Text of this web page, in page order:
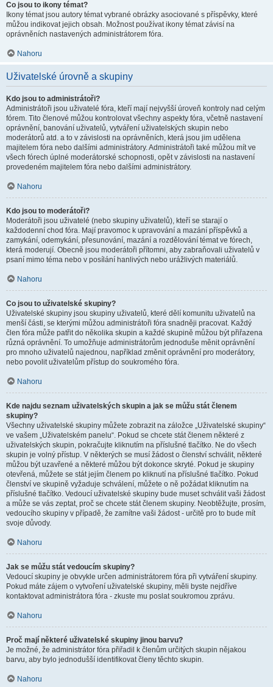
Co jsou to ikony témat?
Ikony témat jsou autory témat vybrané obrázky asociované s příspěvky, které
můžou indikovat jejich obsah. Možnost používat ikony témat závisí na
oprávněních nastavených administrátorem fóra.
Nahoru
Uživatelské úrovně a skupiny
Kdo jsou to administrátoři?
Administrátoři jsou uživatelé fóra, kteří mají nejvyšší úroveň kontroly nad celým
fórem. Tito členové můžou kontrolovat všechny aspekty fóra, včetně nastavení
oprávnění, banování uživatelů, vytváření uživatelských skupin nebo
moderátorů atd. a to v závislosti na oprávněních, která jsou jim udělena
majitelem fóra nebo dalšími administrátory. Administrátoři také můžou mít ve
všech fórech úplné moderátorské schopnosti, opět v závislosti na nastavení
provedeném majitelem fóra nebo dalšími administrátory.
Nahoru
Kdo jsou to moderátoři?
Moderátoři jsou uživatelé (nebo skupiny uživatelů), kteří se starají o
každodenní chod fóra. Mají pravomoc k upravování a mazání příspěvků a
zamykání, odemykání, přesunování, mazání a rozdělování témat ve fórech,
která moderují. Obecně jsou moderátoři přítomni, aby zabraňovali uživatelů v
psaní mimo téma nebo v posílání hanlivých nebo urážlivých materiálů.
Nahoru
Co jsou to uživatelské skupiny?
Uživatelské skupiny jsou skupiny uživatelů, které dělí komunitu uživatelů na
menší části, se kterými můžou administrátoři fóra snadněji pracovat. Každý
člen fóra může patřit do několika skupin a každé skupině můžou být přiřazena
různá oprávnění. To umožňuje administrátorům jednoduše měnit oprávnění
pro mnoho uživatelů najednou, například změnit oprávnění pro moderátory,
nebo povolit uživatelům přístup do soukromého fóra.
Nahoru
Kde najdu seznam uživatelských skupin a jak se můžu stát členem
skupiny?
Všechny uživatelské skupiny můžete zobrazit na záložce „Uživatelské skupiny“
ve vašem „Uživatelském panelu“. Pokud se chcete stát členem některé z
uživatelských skupin, pokračujte kliknutím na příslušné tlačítko. Ne do všech
skupin je volný přístup. V některých se musí žádost o členství schválit, některé
můžou být uzavřené a některé můžou být dokonce skryté. Pokud je skupiny
otevřená, můžete se stát jejím členem po kliknutí na příslušné tlačítko. Pokud
členství ve skupině vyžaduje schválení, můžete o ně požádat kliknutím na
příslušné tlačítko. Vedoucí uživatelské skupiny bude muset schválit vaši žádost
a může se vás zeptat, proč se chcete stát členem skupiny. Neobtěžujte, prosím,
vedoucího skupiny v případě, že zamítne vaši žádost - určitě pro to bude mít
svoje důvody.
Nahoru
Jak se můžu stát vedoucím skupiny?
Vedoucí skupiny je obvykle určen administrátorem fóra při vytváření skupiny.
Pokud máte zájem o vytvoření uživatelské skupiny, měli byste nejdříve
kontaktovat administrátora fóra - zkuste mu poslat soukromou zprávu.
Nahoru
Proč mají některé uživatelské skupiny jinou barvu?
Je možné, že administrátor fóra přiřadil k členům určitých skupin nějakou
barvu, aby bylo jednodušší identifikovat členy těchto skupin.
Nahoru